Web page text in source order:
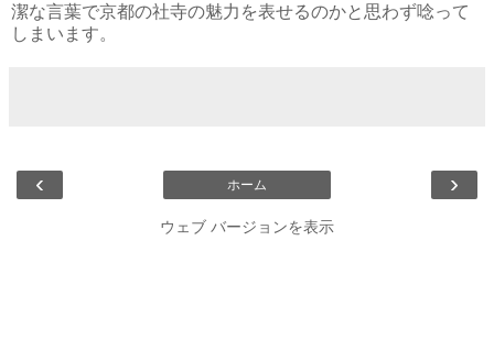
潔な言葉で京都の社寺の魅力を表せるのかと思わず唸って
しまいます。
‹ ›
ホーム
ウェブ バージョンを表示